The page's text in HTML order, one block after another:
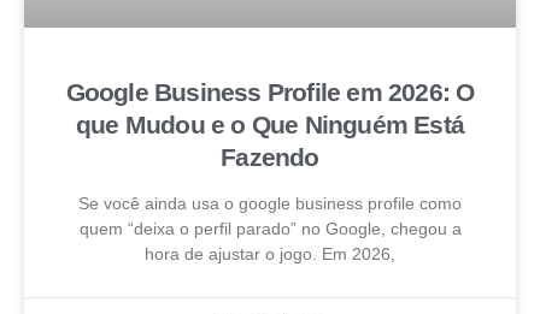
Google Business Profile em 2026: O
que Mudou e o Que Ninguém Está
Fazendo
Se você ainda usa o google business profile como
quem “deixa o perfil parado” no Google, chegou a
hora de ajustar o jogo. Em 2026,